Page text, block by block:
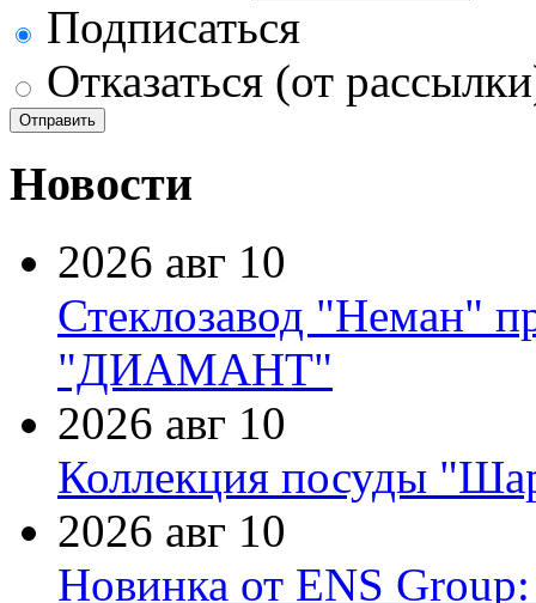
Подписаться
Отказаться (от
Новости
2026 авг 10
Стеклозавод "Неман"
"ДИАМАНТ"
2026 авг 10
Коллекция посуды
2026 авг 10
Новинка от ENS